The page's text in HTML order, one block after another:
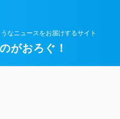
なニュースをお届けするサイト
がおろぐ！